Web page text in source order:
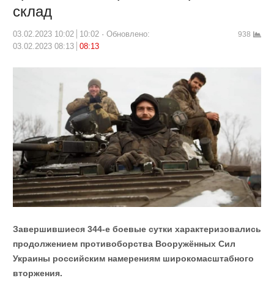
склад
03.02.2023 10:02 10:02
Обновлено:
03.02.2023 08:13
08:13
938
Завершившиеся 344-е боевые сутки характеризовались
продолжением противоборства Вооружённых Сил
Украины российским намерениям широкомасштабного
вторжения.